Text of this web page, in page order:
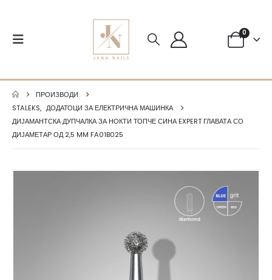
0
ПРОИЗВОДИ
STALEKS, ДОДАТОЦИ ЗА ЕЛЕКТРИЧНА МАШИНКА
ДИЈАМАНТСКА ДУПЧАЛКА ЗА НОКТИ ТОПЧЕ СИНА EXPERT ГЛАВАТА СО
ДИЈАМЕТАР ОД 2,5 MM FA01B025